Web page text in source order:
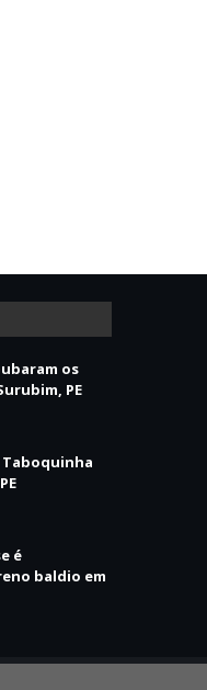
os
PE
Taboquinha
é
baldio em